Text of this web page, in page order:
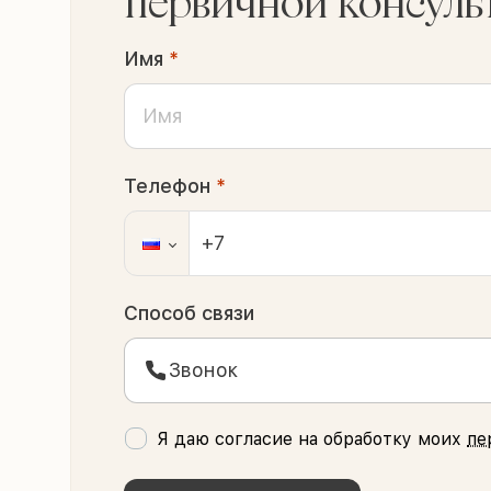
Имя *
Телефон *
Способ связи
Звонок
Я даю согласие на обработку моих